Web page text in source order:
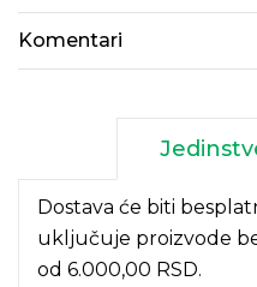
Komentari
Dostava će biti
uključuje proizvode
od 6.000,00 RSD.